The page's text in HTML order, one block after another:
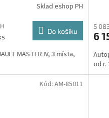
Sklad eshop PH
Do košíku
MASTER IV, 3 místa,
5
6
od r.
Kód: AM-85011